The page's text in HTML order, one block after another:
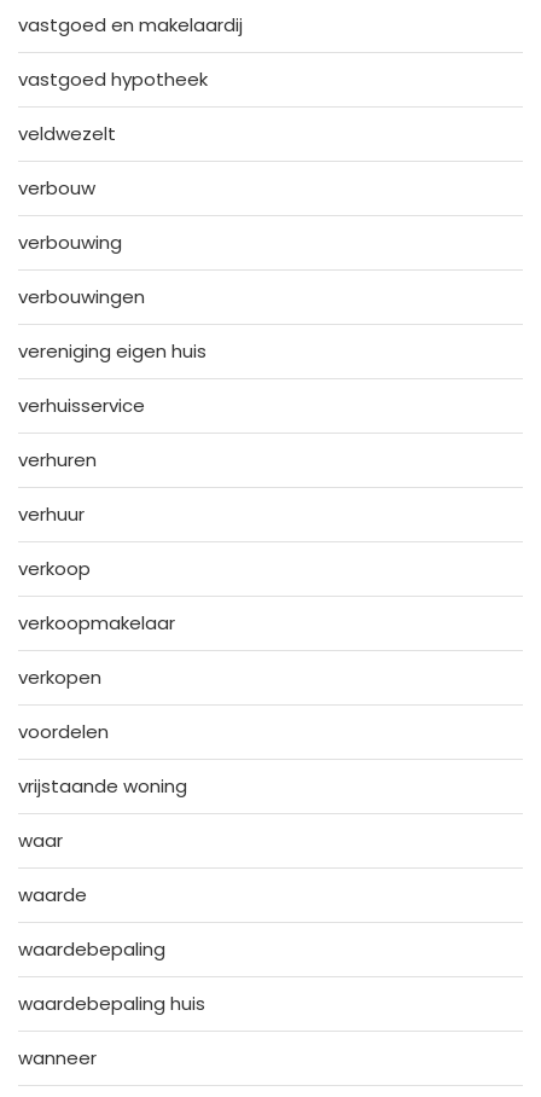
vastgoed en makelaardij
vastgoed hypotheek
veldwezelt
verbouw
verbouwing
verbouwingen
vereniging eigen huis
verhuisservice
verhuren
verhuur
verkoop
verkoopmakelaar
verkopen
voordelen
vrijstaande woning
waar
waarde
waardebepaling
waardebepaling huis
wanneer